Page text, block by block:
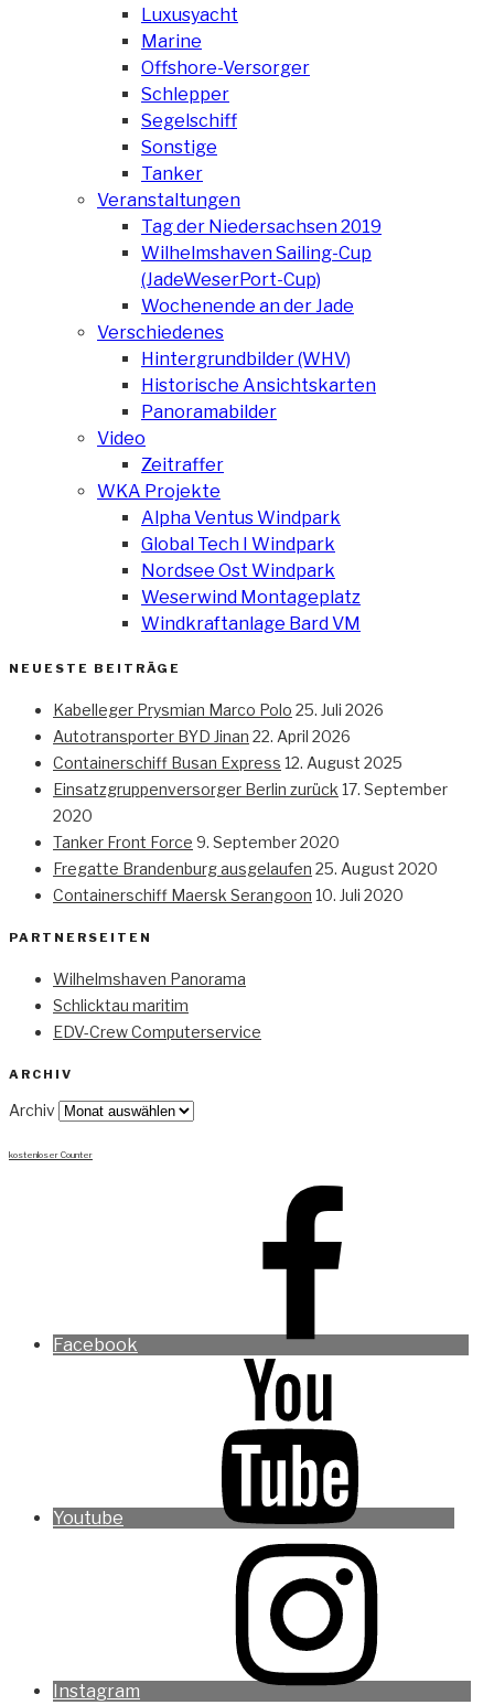
Luxusyacht
Marine
Offshore-Versorger
Schlepper
Segelschiff
Sonstige
Tanker
Veranstaltungen
Tag der Niedersachsen 2019
Wilhelmshaven Sailing-Cup
(JadeWeserPort-Cup)
Wochenende an der Jade
Verschiedenes
Hintergrundbilder (WHV)
Historische Ansichtskarten
Panoramabilder
Video
Zeitraffer
WKA Projekte
Alpha Ventus Windpark
Global Tech I Windpark
Nordsee Ost Windpark
Weserwind Montageplatz
Windkraftanlage Bard VM
NEUESTE BEITRÄGE
Kabelleger Prysmian Marco Polo 25. Juli 2026
Autotransporter BYD Jinan 22. April 2026
Containerschiff Busan Express 12. August 2025
Einsatzgruppenversorger Berlin zurück 17. September
2020
Tanker Front Force 9. September 2020
Fregatte Brandenburg ausgelaufen 25. August 2020
Containerschiff Maersk Serangoon 10. Juli 2020
PARTNERSEITEN
Wilhelmshaven Panorama
Schlicktau maritim
EDV-Crew Computerservice
ARCHIV
Archiv
kostenloser Counter
Facebook
Youtube
Instagram